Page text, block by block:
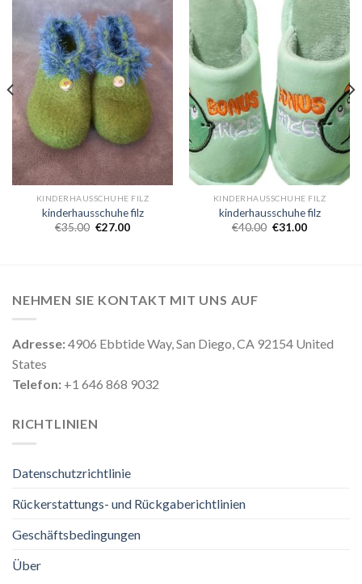
KINDERHAUSSCHUHE FILZ
kinderhausschuhe filz
€35.00 €27.00
KINDERHAUSSCHUHE FILZ
kinderhausschuhe filz
€40.00 €31.00
NEHMEN SIE KONTAKT MIT UNS AUF
Adresse:4906 Ebbtide Way, San Diego, CA 92154 United
States
Telefon: +1 646 868 9032
RICHTLINIEN
Datenschutzrichtlinie
Rückerstattungs- und Rückgaberichtlinien
Geschäftsbedingungen
Über